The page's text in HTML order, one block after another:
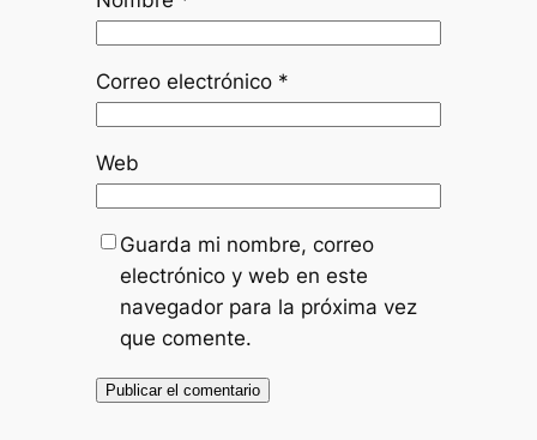
Correo electrónico *
Web
Guarda mi nombre, correo
electrónico y web en este
navegador para la próxima vez
que comente.